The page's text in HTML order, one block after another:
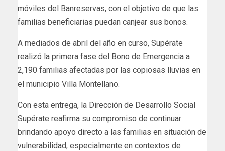
móviles del Banreservas, con el objetivo de que las
familias beneficiarias puedan canjear sus bonos.
A mediados de abril del año en curso, Supérate
realizó la primera fase del Bono de Emergencia a
2,190 familias afectadas por las copiosas lluvias en
el municipio Villa Montellano.
Con esta entrega, la Dirección de Desarrollo Social
Supérate reafirma su compromiso de continuar
brindando apoyo directo a las familias en situación de
vulnerabilidad, especialmente en contextos de